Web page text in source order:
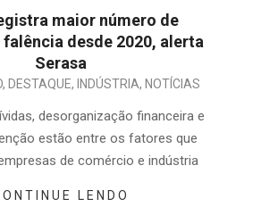
maior número de
desde 2020, alerta
Serasa
, DESTAQUE, INDÚSTRIA, NOTÍCIAS
desorganização financeira e
estão entre os fatores que
de comércio e indústria
LENDO